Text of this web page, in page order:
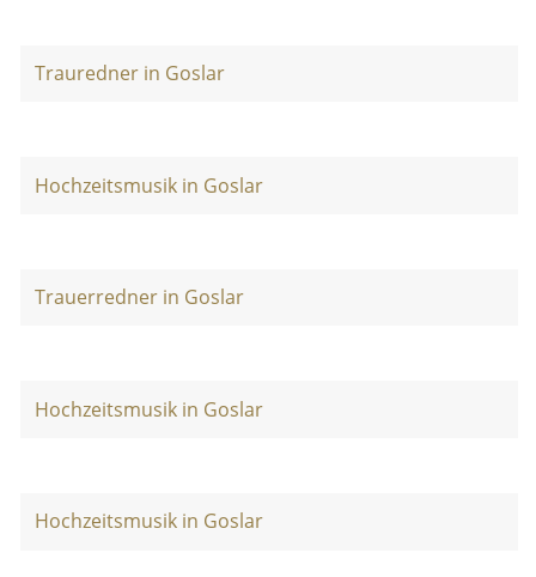
Trauredner in Goslar
Hochzeitsmusik in Goslar
Trauerredner in Goslar
Hochzeitsmusik in Goslar
Hochzeitsmusik in Goslar